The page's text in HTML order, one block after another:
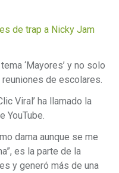
de trap a Nicky Jam
‘Mayores’ y no solo
de escolares.
Viral’ ha llamado la
dama aunque se me
es la parte de la
y generó más de una